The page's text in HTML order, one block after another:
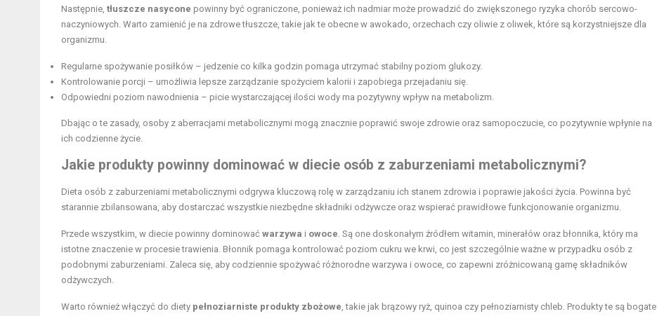
Następnie, tłuszcze nasycone powinny być ograniczone, ponieważ ich nadmiar może prowadzić do zwiększonego ryzyka chorób sercowo-
naczyniowych. Warto zamienić je na zdrowe tłuszcze, takie jak te obecne w awokado, orzechach czy oliwie z oliwek, które są korzystniejsze dla
organizmu.
Regularne spożywanie posiłków – jedzenie co kilka godzin pomaga utrzymać stabilny poziom glukozy.
Kontrolowanie porcji – umożliwia lepsze zarządzanie spożyciem kalorii i zapobiega przejadaniu się.
Odpowiedni poziom nawodnienia – picie wystarczającej ilości wody ma pozytywny wpływ na metabolizm.
Dbając o te zasady, osoby z aberracjami metabolicznymi mogą znacznie poprawić swoje zdrowie oraz samopoczucie, co pozytywnie wpłynie na
ich codzienne życie.
Jakie produkty powinny dominować w diecie osób z zaburzeniami metabolicznymi?
Dieta osób z zaburzeniami metabolicznymi odgrywa kluczową rolę w zarządzaniu ich stanem zdrowia i poprawie jakości życia. Powinna być
starannie zbilansowana, aby dostarczać wszystkie niezbędne składniki odżywcze oraz wspierać prawidłowe funkcjonowanie organizmu.
Przede wszystkim, w diecie powinny dominować warzywa i owoce. Są one doskonałym źródłem witamin, minerałów oraz błonnika, który ma
istotne znaczenie w procesie trawienia. Błonnik pomaga kontrolować poziom cukru we krwi, co jest szczególnie ważne w przypadku osób z
podobnymi zaburzeniami. Zaleca się, aby codziennie spożywać różnorodne warzywa i owoce, co zapewni zróżnicowaną gamę składników
odżywczych.
Warto również włączyć do diety pełnoziarniste produkty zbożowe, takie jak brązowy ryż, quinoa czy pełnoziarnisty chleb. Produkty te są bogate